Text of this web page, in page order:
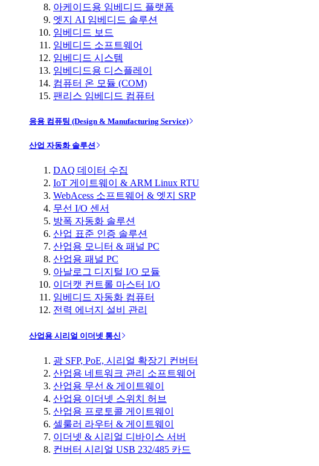
아케이드용 임베디드 플랫폼
엣지 AI 임베디드 솔루션
임베디드 보드
임베디드 소프트웨어
임베디드 시스템
임베디드용 디스플레이
컴퓨터 온 모듈 (COM)
팬리스 임베디드 컴퓨터
응용 컴퓨팅 (Design & Manufacturing Service)
산업 자동화 솔루션
DAQ 데이터 수집
IoT 게이트웨이 & ARM Linux RTU
WebAcess 소프트웨어 & 엣지 SRP
무선 I/O 센서
방폭 자동화 솔루션
산업 표준 인증 솔루션
산업용 모니터 & 패널 PC
산업용 패널 PC
아날로그 디지털 I/O 모듈
이더캣 컨트롤 마스터 I/O
임베디드 자동화 컴퓨터
전력 에너지 설비 관리
산업용 시리얼 이더넷 통신
광 SFP, PoE, 시리얼 확장기 컨버터
산업용 네트워크 관리 소프트웨어
산업용 무선 & 게이트웨이
산업용 이더넷 스위치 허브
산업용 프로토콜 게이트웨이
셀룰러 라우터 & 게이트웨이
이더넷 & 시리얼 디바이스 서버
컨버터 시리얼 USB 232/485 카드